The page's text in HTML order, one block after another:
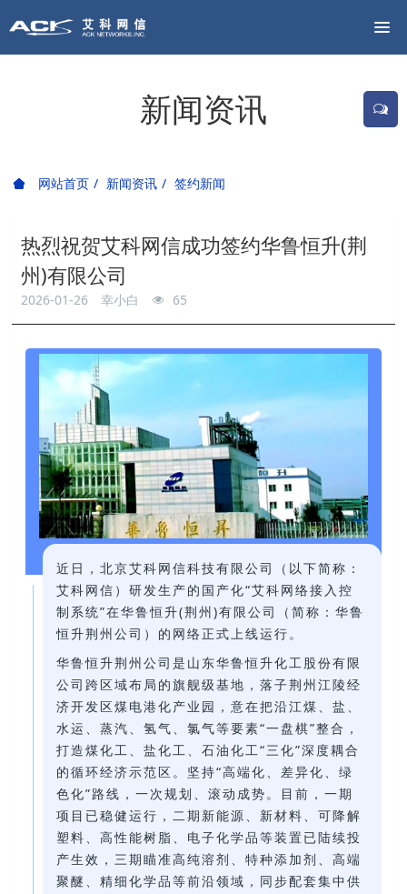
新闻资讯
网站首页 新闻资讯 签约新闻
热烈祝贺艾科网信成功签约华鲁恒升(荆
州)有限公司
2026-01-26 幸小白 65
近日，北京艾科网信科技有限公司（以下简称：
艾科网信）研发生产的国产化“艾科网络接入控
制系统”在华鲁恒升(荆州)有限公司（简称：华鲁
恒升荆州公司）的网络正式上线运行。
华鲁恒升荆州公司是山东华鲁恒升化工股份有限
公司跨区域布局的旗舰级基地，落子荆州江陵经
济开发区煤电港化产业园，意在把沿江煤、盐、
水运、蒸汽、氢气、氯气等要素“一盘棋”整合，
打造煤化工、盐化工、石油化工“三化”深度耦合
的循环经济示范区。坚持“高端化、差异化、绿
色化”路线，一次规划、滚动成势。目前，一期
项目已稳健运行，二期新能源、新材料、可降解
塑料、高性能树脂、电子化学品等装置已陆续投
产生效，三期瞄准高纯溶剂、特种添加剂、高端
聚醚、精细化学品等前沿领域，同步配套集中供